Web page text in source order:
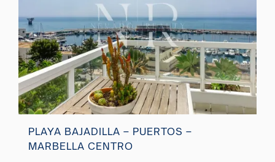
PLAYA BAJADILLA – PUERTOS –
MARBELLA CENTRO